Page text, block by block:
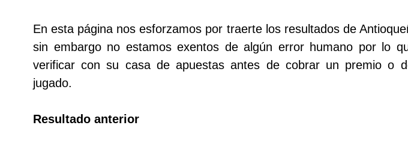
Caribeña Noche
Chontico Día
Chontico Noche
En esta página nos esforzamos por traerte los resultados de
sin embargo no estamos exentos de algún error humano por lo
verificar con su casa de apuestas antes de cobrar un premio o
jugado.
Resultado anterior